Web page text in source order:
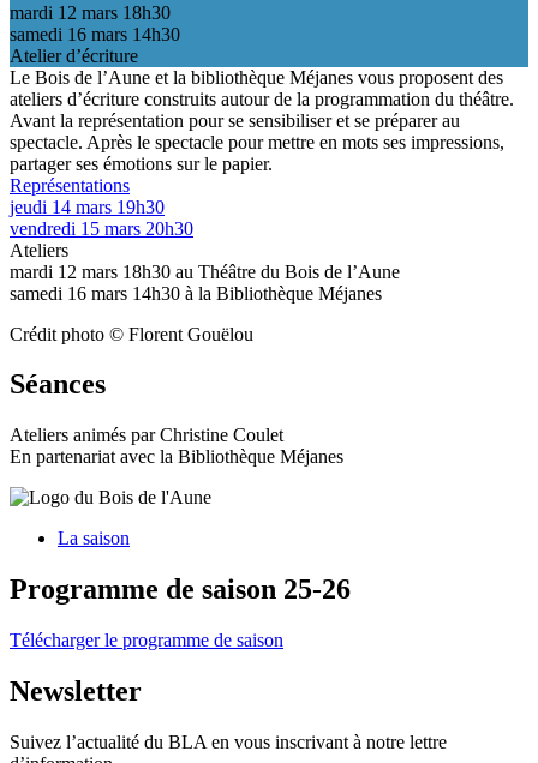
mardi 12 mars 18h30
samedi 16 mars 14h30
Atelier d’écriture
Le Bois de l’Aune et la bibliothèque Méjanes vous proposent des
ateliers d’écriture construits autour de la programmation du théâtre.
Avant la représentation pour se sensibiliser et se préparer au
spectacle. Après le spectacle pour mettre en mots ses impressions,
partager ses émotions sur le papier.
Représentations
jeudi 14 mars 19h30
vendredi 15 mars 20h30
Ateliers
mardi 12 mars 18h30 au Théâtre du Bois de l’Aune
samedi 16 mars 14h30 à la Bibliothèque Méjanes
Crédit photo © Florent Gouëlou
Séances
Ateliers animés par Christine Coulet
En partenariat avec la Bibliothèque Méjanes
La saison
Programme de saison 25-26
Télécharger le programme de saison
Newsletter
Suivez l’actualité du BLA en vous inscrivant à notre lettre